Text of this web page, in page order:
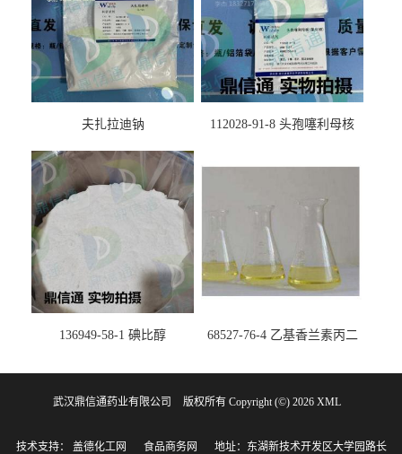
夫扎拉迪钠
112028-91-8 头孢噻利母核
136949-58-1 碘比醇
68527-76-4 乙基香兰素丙二
剂 -香精香料 -鼎信通李杰
武汉鼎信通药业有限公司 版权所有 Copyright (©) 2026 XML
技术支持： 盖德化工网 食品商务网 地址：东湖新技术开发区大学园路长